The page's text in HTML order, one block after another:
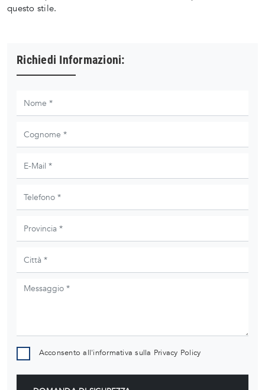
questo stile.
Richiedi Informazioni:
Acconsento all'informativa sulla Privacy Policy